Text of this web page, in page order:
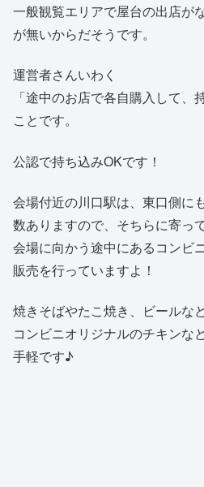
一般観覧エリアで屋台の出店が
が無いからだそうです。
運営者さんいわく
「途中のお店で各自購入して
ことです。
公認で持ち込みOKです！
会場付近の川口駅は、東口側に
数ありますので、そちらに寄っ
会場に向かう途中にあるコンビ
販売を行っていますよ！
焼きそばやたこ焼き、ビールな
コンビニオリジナルのチキンな
手軽です♪